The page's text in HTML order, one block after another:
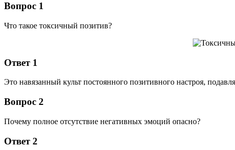
Вопрос 1
Что такое токсичный позитив?
Ответ 1
Это навязанный культ постоянного позитивного настроя,
Вопрос 2
Почему полное отсутствие негативных эмоций опасно?
Ответ 2